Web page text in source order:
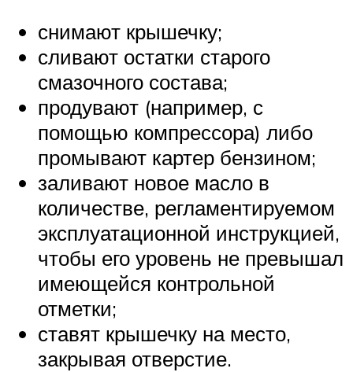
снимают крышечку;
сливают остатки старого
смазочного состава;
продувают (например, с
помощью компрессора) либо
промывают картер бензином;
заливают новое масло в
количестве, регламентируемом
эксплуатационной инструкцией,
чтобы его уровень не превышал
имеющейся контрольной
отметки;
ставят крышечку на место,
закрывая отверстие.